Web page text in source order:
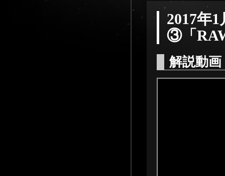
2017年
③「
解説動画